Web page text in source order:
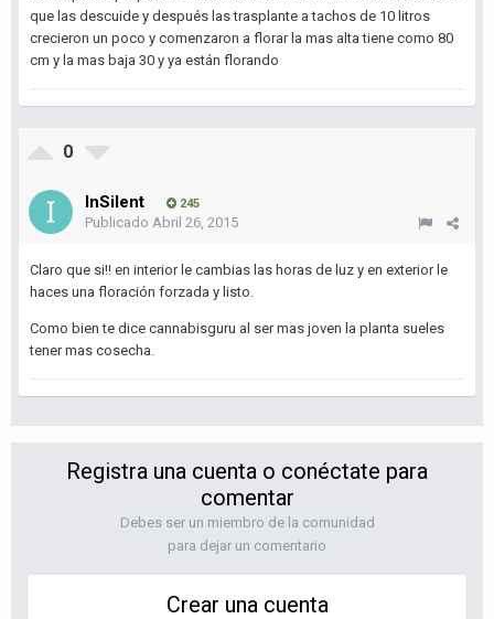
que las descuide y después las trasplante a tachos de 10 litros
crecieron un poco y comenzaron a florar la mas alta tiene como 80
cm y la mas baja 30 y ya están florando
0
InSilent 245
Publicado Abril 26, 2015
Claro que si!! en interior le cambias las horas de luz y en exterior le
haces una floración forzada y listo.
Como bien te dice cannabisguru al ser mas joven la planta sueles
tener mas cosecha.
Registra una cuenta o conéctate para
comentar
Debes ser un miembro de la comunidad
para dejar un comentario
Crear una cuenta